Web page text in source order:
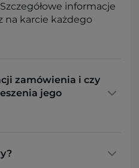
informacje
na karcie każdego
zamówienia i czy
jego